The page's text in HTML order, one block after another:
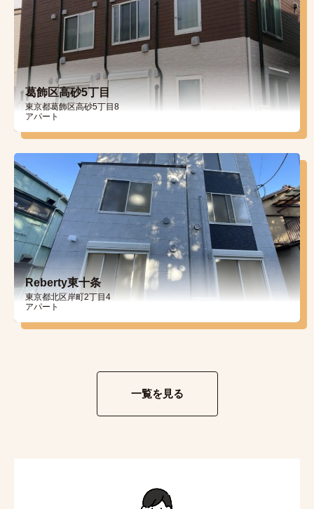
葛飾区高砂5丁目
東京都葛飾区高砂5丁目8
アパート
Reberty東十条
東京都北区岸町2丁目4
アパート
一覧を見る